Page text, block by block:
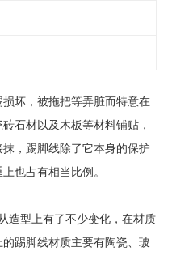
坏，被拖把等弄脏而特意在
石材以及木板等材料铺贴，
，踢脚线除了它本身的保护
也占有相当比例。
造型上有了不少变化，在材质
踢脚线材质主要有陶瓷、玻